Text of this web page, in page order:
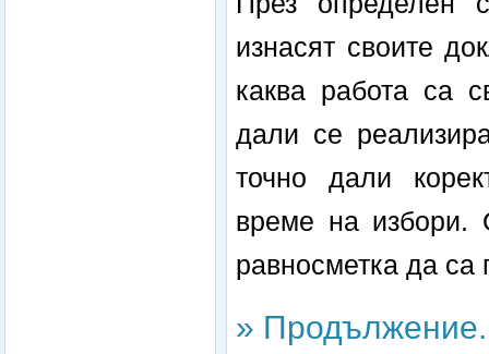
изнасят своите
каква работа са
дали се
точно дали
време на избори.
равносметка да са
»